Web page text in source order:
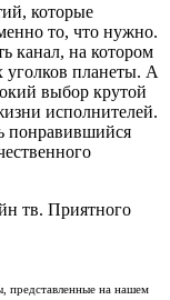
которые
то, что нужно.
канал, на котором
уголков планеты. А
выбор крутой
исполнителей.
понравившийся
тв. Приятного
представленные на нашем